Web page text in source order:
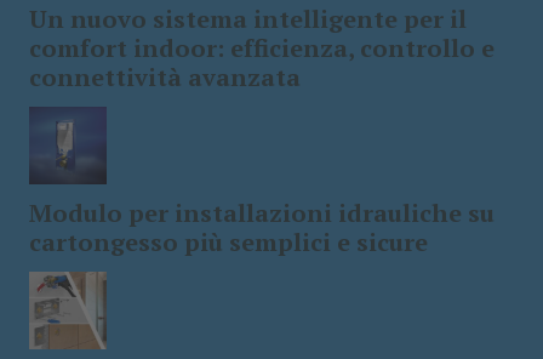
Un nuovo sistema intelligente per il
comfort indoor: efficienza, controllo e
connettività avanzata
Modulo per installazioni idrauliche su
cartongesso più semplici e sicure